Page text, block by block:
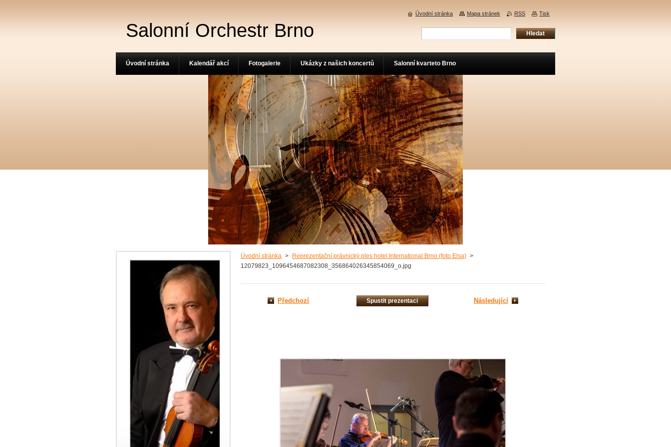
Salonní Orchestr Brno
Úvodní stránka > Reprezentační právnický ples hotel International Brno (foto Elsa) >
12079823_1096454687082308_356864026345854069_o.jpg
Předchozí Spustit prezentaci Následující
Úvodní stránka Kalendář akcí Fotogalerie Ukázky z našich koncertů Salonní kvarteto Brno
Úvodní stránka Mapa stránek RSS Tisk